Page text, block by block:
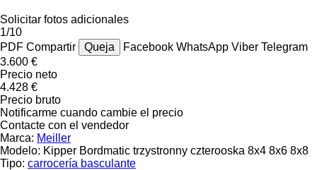
Solicitar fotos adicionales
1/10
PDF Compartir Queja Facebook WhatsApp Viber Telegram
3.600 €
Precio neto
4.428 €
Precio bruto
Notificarme cuando cambie el precio
Contacte con el vendedor
Marca: Meiller
Modelo: Kipper Bordmatic trzystronny czterooska 8x4 8x6 8x8
Tipo: carrocería basculante